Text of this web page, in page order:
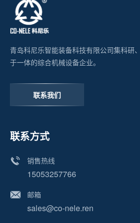
青岛科尼乐智能装备科技有限公司集科研
于一体的综合机械设备企业。
联系我们
联系方式
销售热线
15053257766
邮箱
sales@co-nele.ren